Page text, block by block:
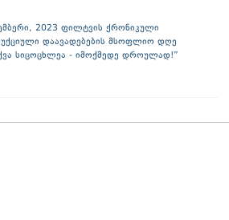
2023 ფილტვის ქრონიკული
დაავადებების მსოფლიო დღე
სიცოცხლეა - იმოქმედე დროულად!”